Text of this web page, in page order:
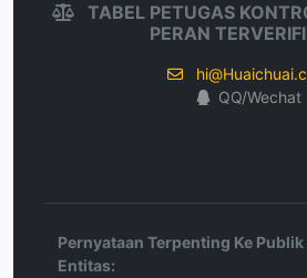
TABEL PETUGAS
PERAN
QQ/Wechat
Pernyataan Terpenting Ke
Entitas: